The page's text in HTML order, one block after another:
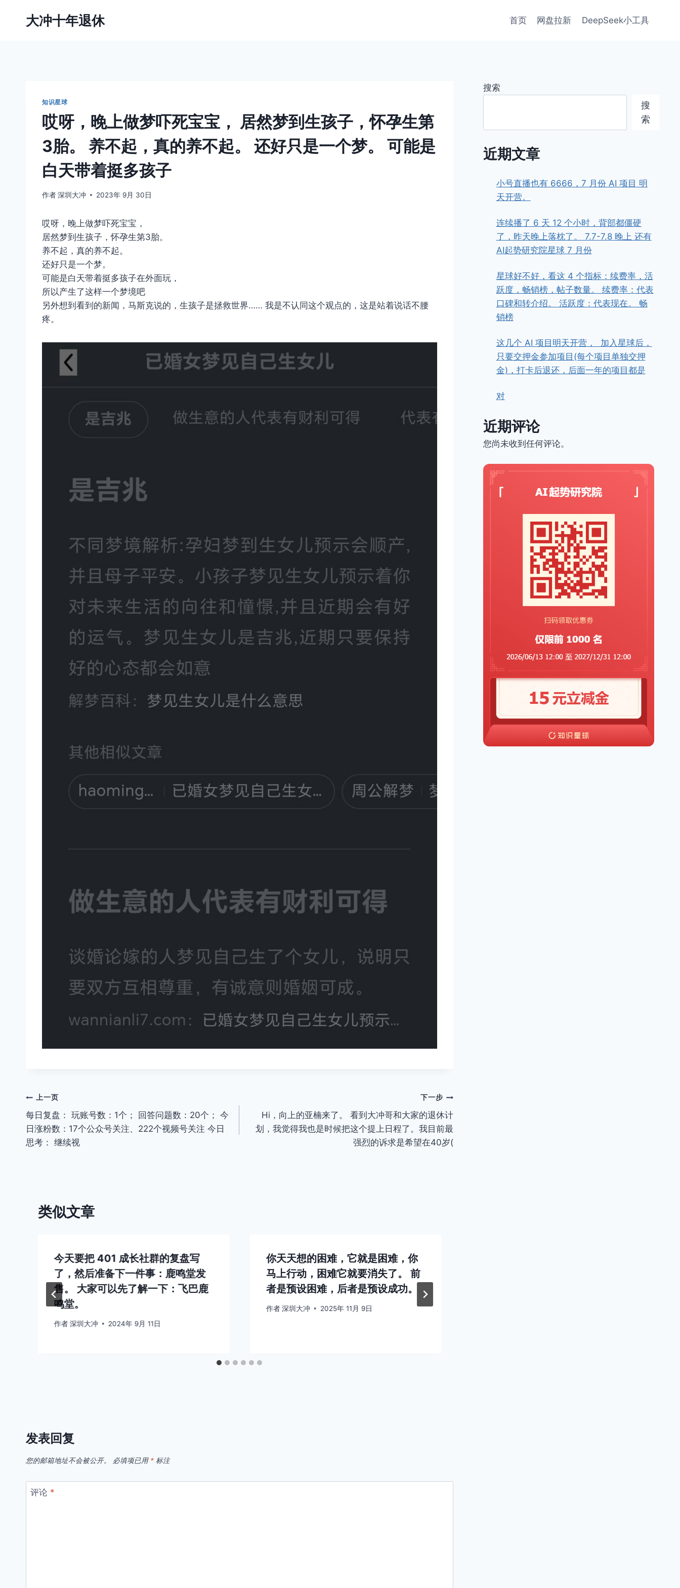
大冲十年退休 首页 网盘拉新 DeepSeek小工具
知识星球
哎呀，晚上做梦吓死宝宝， 居然梦到生孩子，怀孕生第
3胎。 养不起，真的养不起。 还好只是一个梦。 可能是
白天带着挺多孩子
作者深圳大冲 2023年 9月 30日
哎呀，晚上做梦吓死宝宝，
居然梦到生孩子，怀孕生第3胎。
养不起，真的养不起。
还好只是一个梦。
可能是白天带着挺多孩子在外面玩，
所以产生了这样一个梦境吧
另外想到看到的新闻，马斯克说的，生孩子是拯救世界…… 我是不认同这个观点的，这是站着说话不腰
疼。
文
章
导
上一页
每日复盘： 玩账号数：1个； 回答问题数：20个； 今
日涨粉数：17个公众号关注、222个视频号关注 今日
思考： 继续视
下一步
Hi，向上的亚楠来了。 看到大冲哥和大家的退休计
划，我觉得我也是时候把这个提上日程了。我目前最
强烈的诉求是希望在40岁(
类似文章
今天要把 401 成长社群的复盘写
了，然后准备下一件事：鹿鸣堂发
售。 大家可以先了解一下：飞巴鹿
鸣堂。
作者深圳大冲 2024年 9月 11日
你天天想的困难，它就是困难，你
马上行动，困难它就要消失了。 前
者是预设困难，后者是预设成功。
作者 深圳大冲 2025年 11月 9日
发表回复
您的邮箱地址不会被公开。 必填项已用 * 标注
评论 *
搜索
搜
索
近期文章
小号直播也有 6666，7 月份 AI 项目 明
天开营。
连续播了 6 天 12 个小时，背部都僵硬
了，昨天晚上落枕了。 7.7-7.8 晚上 还有
AI起势研究院星球 7 月份
星球好不好，看这 4 个指标：续费率，活
跃度，畅销榜，帖子数量。 续费率：代表
口碑和转介绍。 活跃度：代表现在。 畅
销榜
这几个 AI 项目明天开营， ​ ​加入星球后，
只要交押金参加项目(每个项目单独交押
金)，打卡后退还，后面一年的项目都是
对
近期评论
您尚未收到任何评论。